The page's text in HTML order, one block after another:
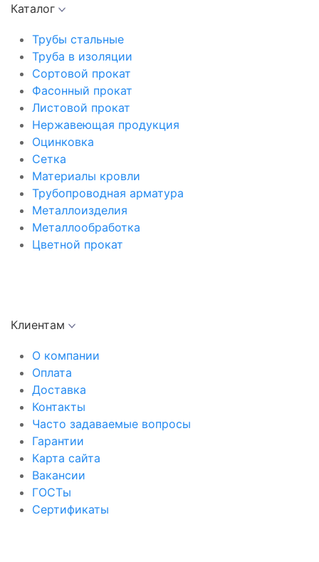
Каталог
Трубы стальные
Труба в изоляции
Сортовой прокат
Фасонный прокат
Листовой прокат
Нержавеющая продукция
Оцинковка
Сетка
Материалы кровли
Трубопроводная арматура
Металлоизделия
Металлообработка
Цветной прокат
Клиентам
О компании
Оплата
Доставка
Контакты
Часто задаваемые вопросы
Гарантии
Карта сайта
Вакансии
ГОСТы
Сертификаты